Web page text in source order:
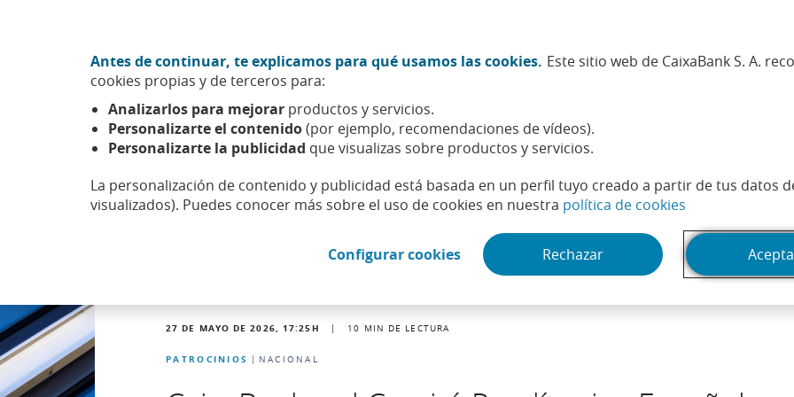
Antes de continuar, te explicamos para qué usamos las cookies. Este sitio web de CaixaBank S. A.
cookies propias y de terceros para:
Analizarlos para mejorar productos y servicios.
Personalizarte el contenido(por ejemplo, recomendaciones de vídeos).
Personalizarte la publicidad que visualizas sobre productos y servicios.
La personalización de contenido y publicidad está basada en un perfil tuyo creado a partir de tus datos
visualizados). Puedes conocer más sobre el uso de cookies en nuestra política de cookies
Configurar cookies(Abrir en ventana nueva)
Rechazar
Sobre nosotros
Actualidad Noticias Detalle noticia
27 DE MAYO DE 2026, 17:25 H 10 MIN DE LECTURA
PATROCINIOS NACIONAL